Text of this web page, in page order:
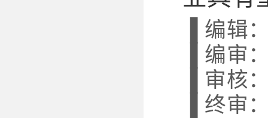
▐ 编辑
▐ 编审
▐ 审核
▐ 终审